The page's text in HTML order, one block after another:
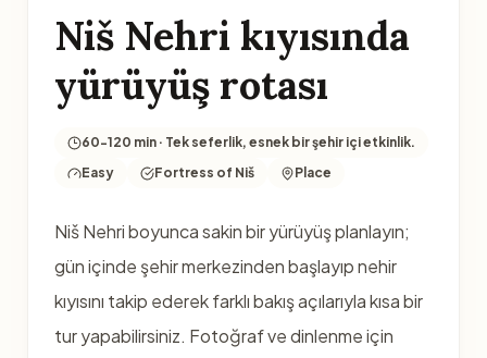
Niš Nehri kıyısında
yürüyüş rotası
60-120 min · Tek seferlik, esnek bir şehir içi etkinlik.
Easy
Fortress of Niš Place
Niš Nehri boyunca sakin bir yürüyüş planlayın;
gün içinde şehir merkezinden başlayıp nehir
kıyısını takip ederek farklı bakış açılarıyla kısa bir
tur yapabilirsiniz. Fotoğraf ve dinlenme için